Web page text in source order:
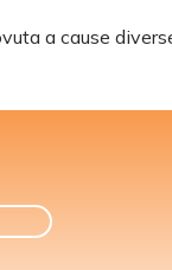
a cause